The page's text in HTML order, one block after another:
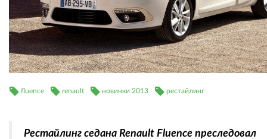
fluence renault новинки 2013 рестайлинг
Рестайлинг седана Renault Fluence преследовал